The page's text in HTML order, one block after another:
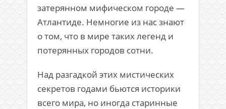
затерянном мифическом городе —
Атлантиде. Немногие из нас знают
о том, что в мире таких легенд и
потерянных городов сотни.
Над разгадкой этих мистических
секретов годами бьются историки
всего мира, но иногда старинные